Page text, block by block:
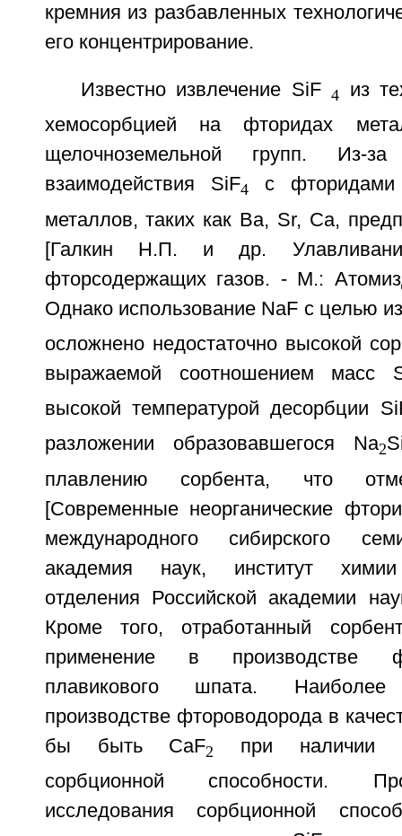
кремния из разбавленных
его концентрирование.
Известно извлечение SiF 4 из
хемосорбцией на фторидах
щелочноземельной групп. Из-
взаимодействия SiF4 с фторидами
металлов, таких как Ва, Sr, Ca,
[Галкин Н.П. и др.
фторсодержащих газов. - М.:
Однако использование NaF с целью
осложнено недостаточно высокой
выражаемой соотношением масс
высокой температурой десорбции
разложении образовавшегося Na2
плавлению сорбента, что
[Современные неорганические
международного сибирского
академия наук, институт химии
отделения Российской академии
Кроме того, отработанный
применение в производстве
плавикового шпата.
производстве фтороводорода в
бы быть CaF2
при наличии
сорбционной способности.
исследования сорбционной